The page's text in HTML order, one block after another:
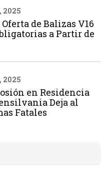
2025
de Balizas V16
a Partir de
2025
en Residencia
Deja al
Fatales